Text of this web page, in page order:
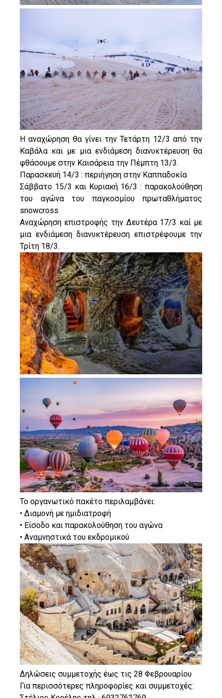
Η αναχώρηση θα γίνει την Τετάρτη 12/3 από την
Καβάλα και με μια ενδιάμεση διανυκτέρευση θα
φθάσουμε στην Καισάρεια την Πέμπτη 13/3.
Παρασκευή 14/3 : περιήγηση στην Καππαδοκία
Σάββατο 15/3 και Κυριακή 16/3 : παρακολούθηση
του αγώνα του παγκοσμίου πρωταθλήματος
snowcross
Αναχώρηση επιστροφής την Δευτέρα 17/3 καί με
μια ενδιάμεση διανυκτέρευση επιστρέφουμε την
Τρίτη 18/3.
Το οργανωτικό πακέτο περιλαμβάνει:
• Διαμονή με ημιδιατροφή
• Είσοδο και παρακολούθηση του αγώνα
• Αναμνηστικά του εκδρομικού
Δηλώσεις συμμετοχής έως τις 28 Φεβρουαρίου
Για περισσότερες πληροφορίες και συμμετοχές: